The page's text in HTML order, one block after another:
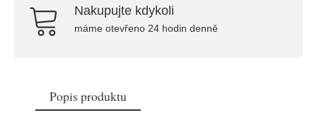
Nakupujte kdykoli
máme otevřeno 24 hodin denně
Popis produktu